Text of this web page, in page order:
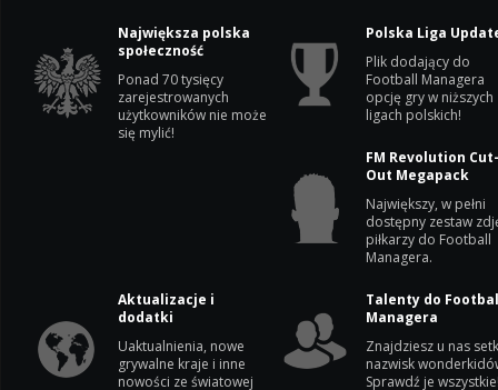
Największa polska
społeczność
Ponad 70 tysięcy
zarejestrowanych
użytkowników nie może
się mylić!
Polska Liga
Plik dodający do
Football Managera
opcję gry w niższych
ligach polskich!
FM Revolution
Out Megapack
Największy, w pełni
dostępny zestaw
piłkarzy do Football
Managera.
Aktualizacje i
dodatki
Uaktualnienia, nowe
grywalne kraje i inne
nowości ze światowej
Talenty do
Managera
Znajdziesz u nas
nazwisk
Sprawdź je